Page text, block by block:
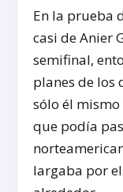
En la prueba
casi de Anier
semifinal,
planes de los
sólo él
que podía
largaba por